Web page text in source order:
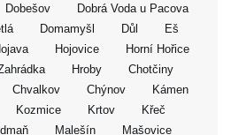
Dobešov
Dobrá Voda u Pacova
Domamyšl Důl
Eš
Hojovice
Horní Hořice
Hroby
Chotčiny
Chvalkov Chýnov
Kámen
Kozmice Krtov
Křeč
Malešín Mašovice